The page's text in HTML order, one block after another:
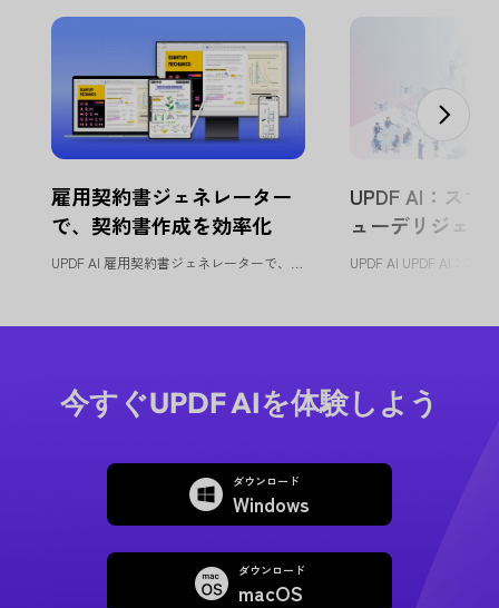
雇用契約書ジェネレーター
で、契約書作成を効率化
UPDF AI：スマ
ューデリジェン
今すぐUPDF AIを体験しよう
ダウンロード
Windows
ダウンロード
macOS